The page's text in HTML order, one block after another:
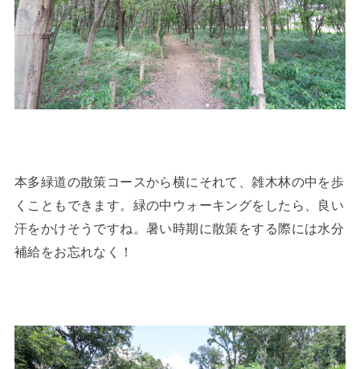
本多緑道の散策コースから横にそれて、雑木林の中を歩
くこともできます。緑の中ウォーキングをしたら、良い
汗をかけそうですね。暑い時期に散策をする際には水分
補給をお忘れなく！